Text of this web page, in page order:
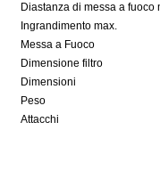
Diastanza di messa a fuoco
Ingrandimento max.
Messa a Fuoco
Dimensione filtro
Dimensioni
Peso
Attacchi